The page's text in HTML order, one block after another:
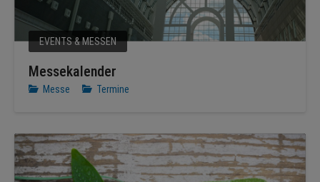
EVENTS & MESSEN
Messekalender
Messe Termine